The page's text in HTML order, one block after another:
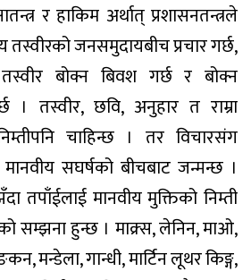
र हाकिम अर्थात् प्रशासनतन्त्रले
तस्वीरको जनसमुदायबीच प्रचार गर्छ,
बोक्न बिवश गर्छ र बोक्न
। तस्वीर, छवि, अनुहार त राम्रा
चाहिन्छ । तर विचारसंग
सघर्षको बीचबाट जन्मन्छ ।
तपाँईलाई मानवीय मुक्तिको निम्ती
सम्झना हुन्छ । माक्र्स, लेनिन, माओ,
मन्डेला, गान्धी, मार्टिन लूथर किङ्ग,